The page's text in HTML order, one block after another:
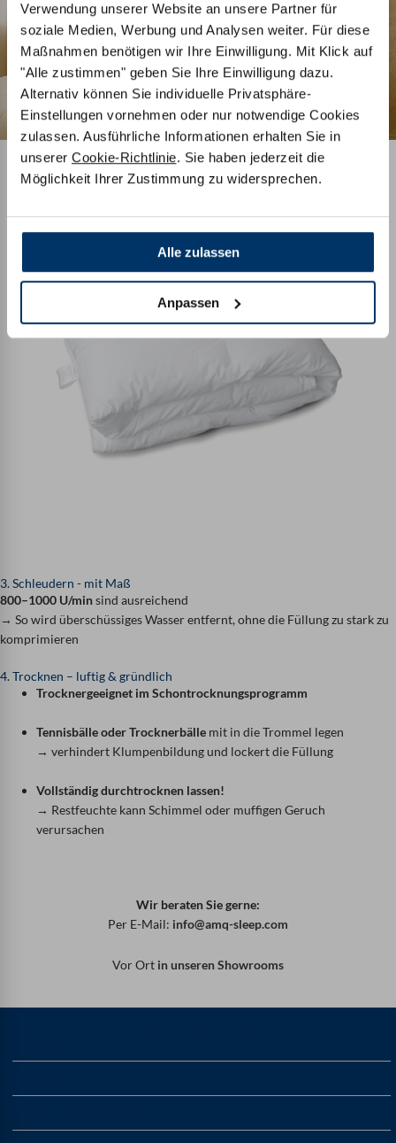
Verwendung unserer Website an unsere Partner für
soziale Medien, Werbung und Analysen weiter. Für diese
Maßnahmen benötigen wir Ihre Einwilligung. Mit Klick auf
"Alle zustimmen" geben Sie Ihre Einwilligung dazu.
Alternativ können Sie individuelle Privatsphäre-
Einstellungen vornehmen oder nur notwendige Cookies
zulassen. Ausführliche Informationen erhalten Sie in
unserer Cookie-Richtlinie. Sie haben jederzeit die
Möglichkeit Ihrer Zustimmung zu widersprechen.
Alle zulassen
Anpassen
3. Schleudern - mit Maß
800–1000 U/minsind ausreichend
→ So wird überschüssiges Wasser entfernt, ohne die Füllung zu stark zu
komprimieren
4. Trocknen – luftig & gründlich
Trocknergeeignet im Schontrocknungsprogramm
Tennisbälle oder Trocknerbälle mit in die Trommel legen
→ verhindert Klumpenbildung und lockert die Füllung
Vollständig durchtrocknen lassen!
→ Restfeuchte kann Schimmel oder muffigen Geruch
verursachen
Wir beraten Sie gerne:
Per E-Mail: info@amq-sleep.com
Vor Ort in unseren Showrooms